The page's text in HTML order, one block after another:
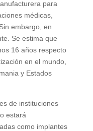
para
médicas,
embargo, en
Se estima que
16 años respecto
en el mundo,
y Estados
de instituciones
estará
como implantes